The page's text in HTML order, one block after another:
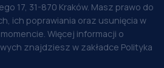
17, 31-870 Kraków. Masz prawo do
ich poprawiania oraz usunięcia w
Więcej informacji o
znajdziesz w zakładce Polityka